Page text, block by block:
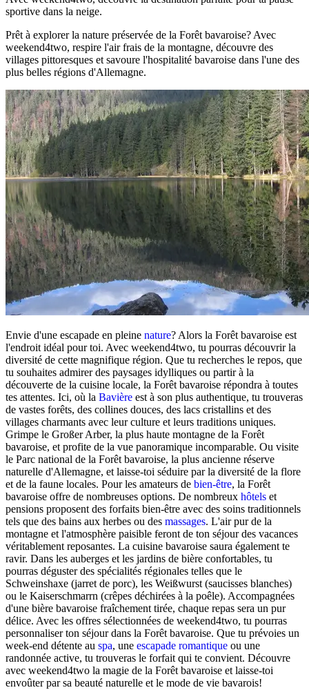
sportive dans la neige.
Prêt à explorer la nature préservée de la Forêt bavaroise? Avec
weekend4two, respire l'air frais de la montagne, découvre des
villages pittoresques et savoure l'hospitalité bavaroise dans l'une des
plus belles régions d'Allemagne.
Envie d'une escapade en pleine nature? Alors la Forêt bavaroise est
l'endroit idéal pour toi. Avec weekend4two, tu pourras découvrir la
diversité de cette magnifique région. Que tu recherches le repos, que
tu souhaites admirer des paysages idylliques ou partir à la
découverte de la cuisine locale, la Forêt bavaroise répondra à toutes
tes attentes. Ici, où la Bavière est à son plus authentique, tu trouveras
de vastes forêts, des collines douces, des lacs cristallins et des
villages charmants avec leur culture et leurs traditions uniques.
Grimpe le Großer Arber, la plus haute montagne de la Forêt
bavaroise, et profite de la vue panoramique incomparable. Ou visite
le Parc national de la Forêt bavaroise, la plus ancienne réserve
naturelle d'Allemagne, et laisse-toi séduire par la diversité de la flore
et de la faune locales. Pour les amateurs de bien-être, la Forêt
bavaroise offre de nombreuses options. De nombreux hôtels et
pensions proposent des forfaits bien-être avec des soins traditionnels
tels que des bains aux herbes ou des massages. L'air pur de la
montagne et l'atmosphère paisible feront de ton séjour des vacances
véritablement reposantes. La cuisine bavaroise saura également te
ravir. Dans les auberges et les jardins de bière confortables, tu
pourras déguster des spécialités régionales telles que le
Schweinshaxe (jarret de porc), les Weißwurst (saucisses blanches)
ou le Kaiserschmarrn (crêpes déchirées à la poêle). Accompagnées
d'une bière bavaroise fraîchement tirée, chaque repas sera un pur
délice. Avec les offres sélectionnées de weekend4two, tu pourras
personnaliser ton séjour dans la Forêt bavaroise. Que tu prévoies un
week-end détente au spa, une escapade romantique ou une
randonnée active, tu trouveras le forfait qui te convient. Découvre
avec weekend4two la magie de la Forêt bavaroise et laisse-toi
envoûter par sa beauté naturelle et le mode de vie bavarois!